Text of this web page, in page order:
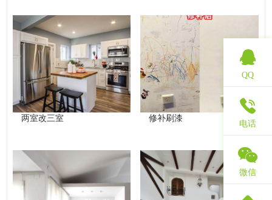
两室改三室 修补刷漆
QQ
电话
微信